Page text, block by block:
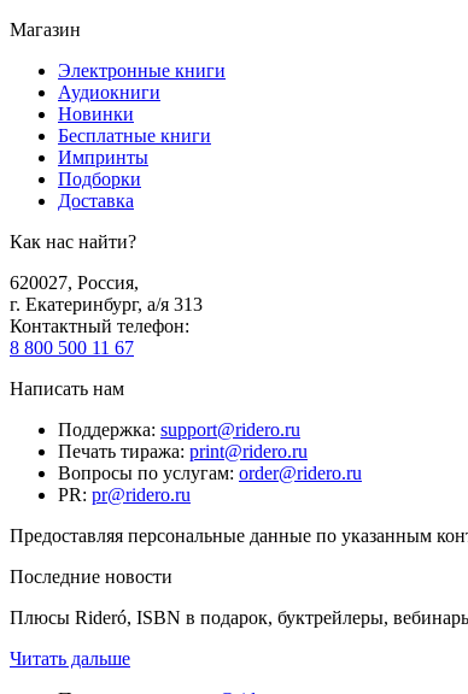
Магазин
Электронные книги
Аудиокниги
Новинки
Бесплатные книги
Импринты
Подборки
Доставка
Как нас найти?
620027, Россия,
г. Екатеринбург, а/я 313
Контактный телефон:
8 800 500 11 67
Написать нам
Поддержка: support@ridero.ru
Печать тиража: print@ridero.ru
Вопросы по услугам: order@ridero.ru
PR: pr@ridero.ru
Предоставляя персональные данные по указанным
Последние новости
Плюсы Rideró, ISBN в подарок, буктрейлеры,
Читать дальше